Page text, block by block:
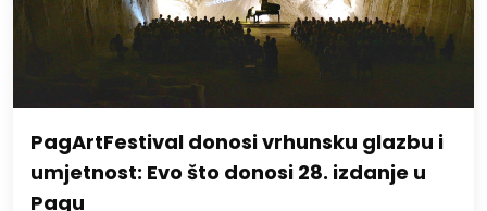
PagArtFestival donosi vrhunsku glazbu i
umjetnost: Evo što donosi 28. izdanje u
Pagu